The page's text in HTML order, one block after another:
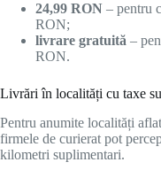
24,99 RON – pentru
RON;
livrare gratuită –
RON.
Livrări în localități cu taxe
Pentru anumite localități
firmele de curierat pot
kilometri suplimentari.